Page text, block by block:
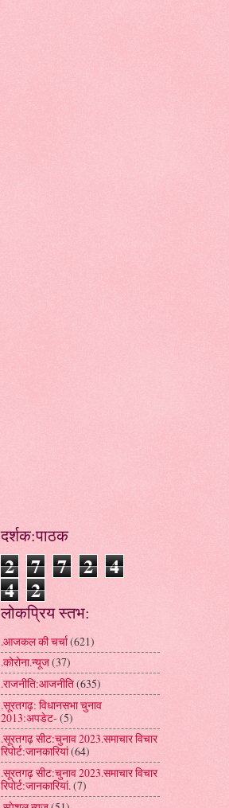
दर्शक:पाठक
2 7 7 2 4
4 2
लोकप्रिय स्तभ:
.आजकल की चर्चा(621)
.कोरोना.न्यूज(37)
.राजनीति:आजनीति(635)
.सूरतगढ़: विधानसभा चुनाव
2013:अपडेट- (5)
.सूरतगढ़ सीट:चुनाव 2023.समाचार विचार
रिपोर्ट:जानकारियां(64)
.सूरतगढ़ सीट:चुनाव 2023.समाचार विचार
रिपोर्ट:जानकारियां.(7)